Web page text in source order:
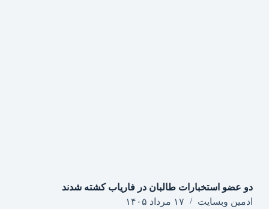
دو عضو استخبارات طالبان در فاریاب کشته شدند
ادمین وبسایت
۱۷ مرداد ۱۴۰۵